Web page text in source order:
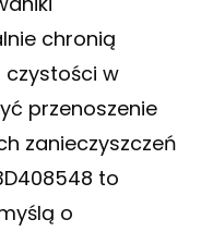
chronią
czystości w
przenoszenie
zanieczyszczeń
to
o